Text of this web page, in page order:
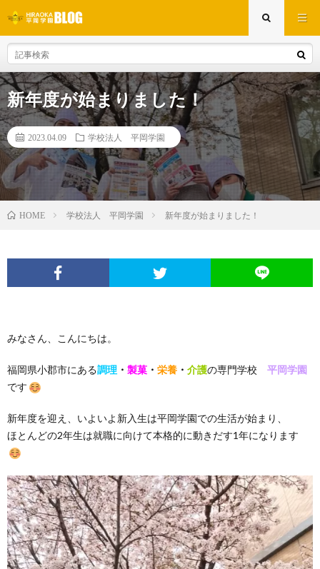
新年度が始まりました！
2023.04.09 学校法人 平岡学園
HOME 学校法人 平岡学園 新年度が始まりました！
みなさん、こんにちは。
福岡県小郡市にある調理 ・ 製菓 ・ 栄養 ・ 介護の専門学校 平岡学園
です
新年度を迎え、いよいよ新入生は平岡学園での生活が始まり、
ほとんどの2年生は就職に向けて本格的に動きだす1年になります